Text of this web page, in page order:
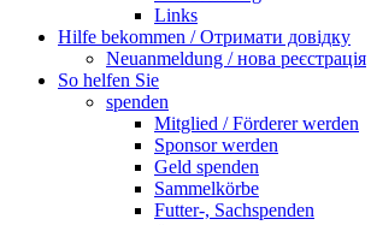
Links
Hilfe bekommen / Отримати довідку
Neuanmeldung / нова реєстрація
So helfen Sie
spenden
Mitglied / Förderer werden
Sponsor werden
Geld spenden
Sammelkörbe
Futter-, Sachspenden